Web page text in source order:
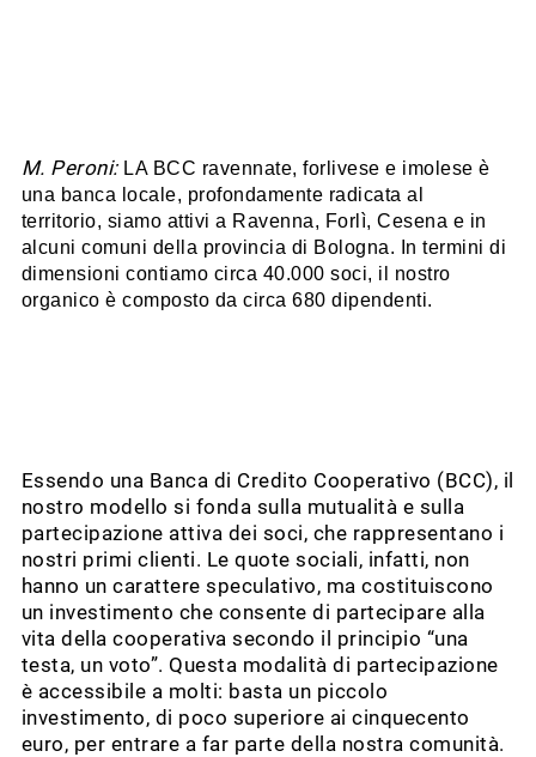
M. Peroni: LA BCC ravennate, forlivese e imolese è
una banca locale, profondamente radicata al
territorio, siamo attivi a Ravenna, Forlì, Cesena e in
alcuni comuni della provincia di Bologna. In termini di
dimensionicontiamo circa 40.000 soci, il nostro
organico è composto da circa 680 dipendenti.
Essendo una Banca di Credito Cooperativo (BCC), il
nostro modello si fonda sulla mutualità e sulla
partecipazione attiva dei soci, che rappresentano i
nostri primi clienti. Le quote sociali, infatti, non
hanno un carattere speculativo, ma costituiscono
un investimento che consente di partecipare alla
vita della cooperativa secondo il principio “una
testa, un voto”. Questa modalità di partecipazione
è accessibile a molti: basta un piccolo
investimento, di poco superiore ai cinquecento
euro, per entrare a far parte della nostra comunità.